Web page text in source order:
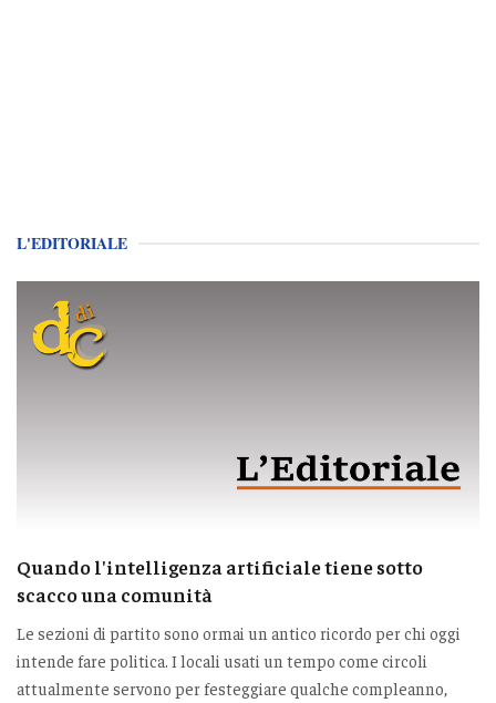
L'EDITORIALE
Quando l'intelligenza artificiale tiene sotto
scacco una comunità
Le sezioni di partito sono ormai un antico ricordo per chi oggi
intende fare politica. I locali usati un tempo come circoli
attualmente servono per festeggiare qualche compleanno,